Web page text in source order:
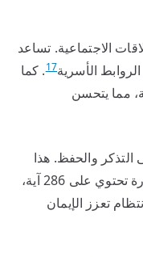
الاجتماعية. تساعد
الأسرية17. كما
مما يتحسن
التذكر والحفظ. هذا
. السورة تحتوي على 286 آية،
تعزز الإيمان